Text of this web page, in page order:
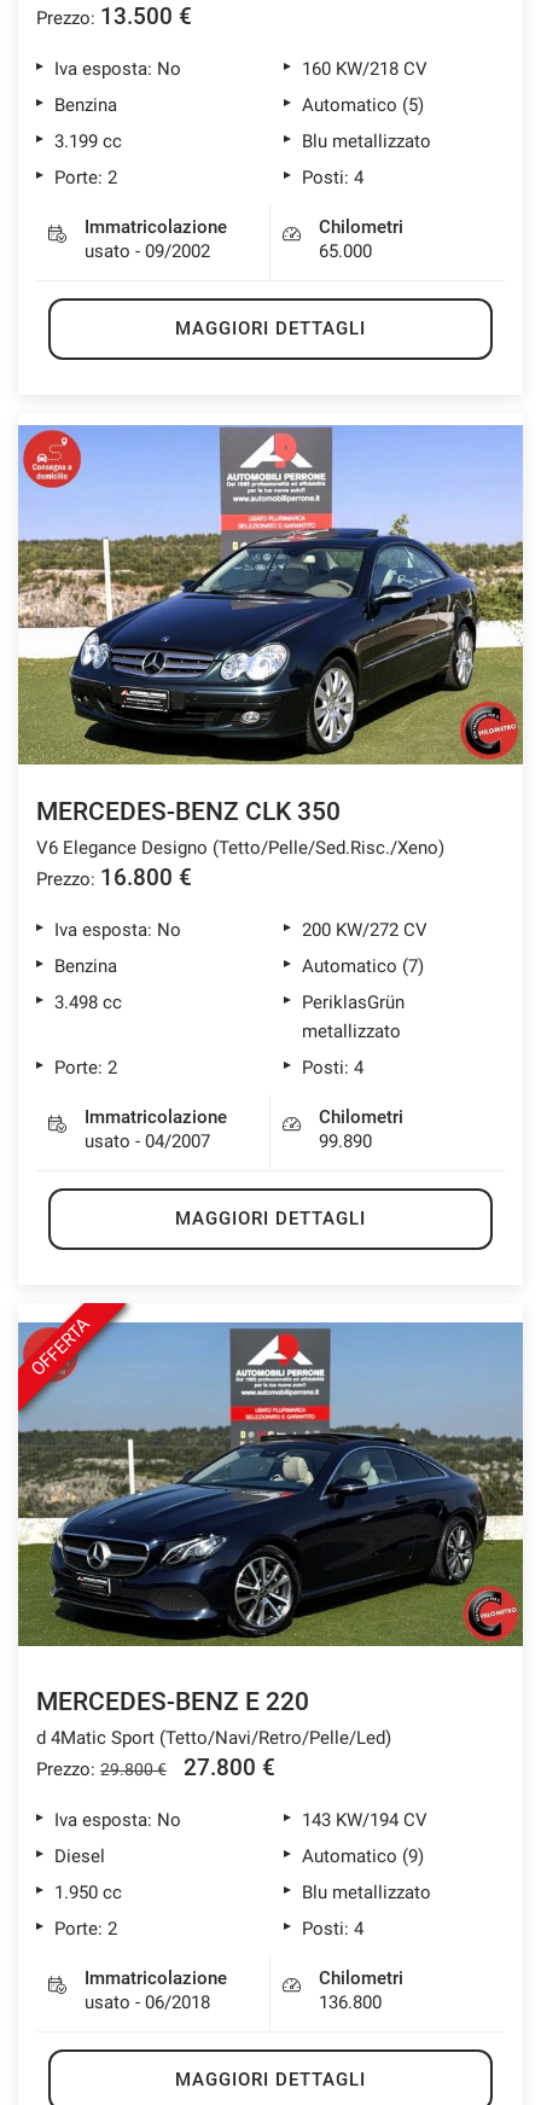
Prezzo: 13.500 €
Iva esposta: No
160 KW/218 CV
Benzina
Automatico (5)
3.199 cc
Blu metallizzato
Porte: 2
Posti: 4
Immatricolazione
usato - 09/2002
Chilometri
65.000
MAGGIORI DETTAGLI
MERCEDES-BENZ CLK 350
V6 Elegance Designo (Tetto/Pelle/Sed.Risc./Xeno)
Prezzo: 16.800 €
Iva esposta: No
200 KW/272 CV
Benzina
Automatico (7)
3.498 cc
PeriklasGrün
metallizzato
Porte: 2
Posti: 4
Immatricolazione
usato - 04/2007
Chilometri
99.890
MAGGIORI DETTAGLI
OFFERTA
MERCEDES-BENZ E 220
d 4Matic Sport (Tetto/Navi/Retro/Pelle/Led)
Prezzo: 29.800 € 27.800 €
Iva esposta: No
143 KW/194 CV
Diesel
Automatico (9)
1.950 cc
Blu metallizzato
Porte: 2
Posti: 4
Immatricolazione
usato - 06/2018
Chilometri
136.800
MAGGIORI DETTAGLI